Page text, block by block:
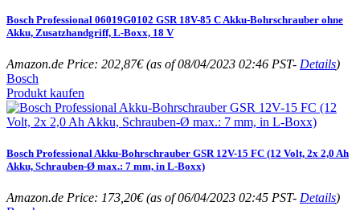
Bosch Professional 06019G0102 GSR 18V-85 C Akku-Bohrschrauber ohne
Akku, Zusatzhandgriff, L-Boxx, 18 V
Amazon.de Price: 202,87€(as of 08/04/2023 02:46 PST- Details)
Bosch
Produkt kaufen
Bosch Professional Akku-Bohrschrauber GSR 12V-15 FC (12 Volt, 2x 2,0 Ah
Akku, Schrauben-Ø max.: 7 mm, in L-Boxx)
Amazon.de Price: 173,20€(as of 06/04/2023 02:45 PST- Details)